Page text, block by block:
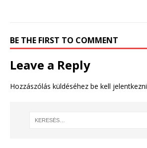
BE THE FIRST TO COMMENT
Leave a Reply
Hozzászólás küldéséhez be kell jelentkezni